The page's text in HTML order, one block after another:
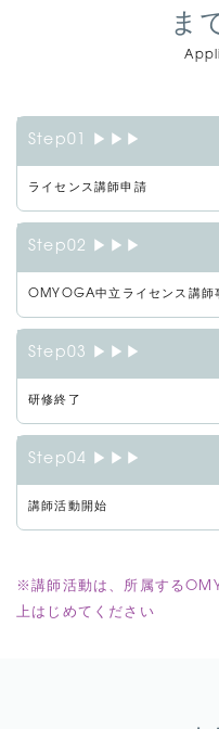
ま
Step01 ▶▶▶
ライセンス講師申請
Step02 ▶▶▶
OMYOGA中立ライセンス講師
Step03 ▶▶▶
研修終了
Step04 ▶▶▶
講師活動開始
※講師活動は、所属する
上はじめてください